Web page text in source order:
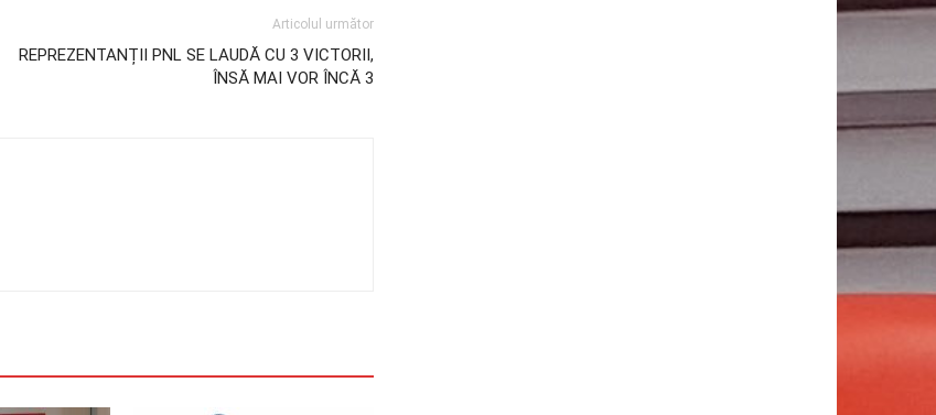
Articolul următor
REPREZENTANȚII PNL SE LAUDĂ CU 3 VICTORII,
ÎNSĂ MAI VOR ÎNCĂ 3